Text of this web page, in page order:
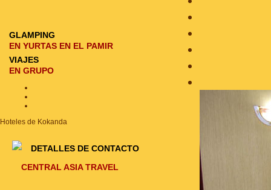
GLAMPING
EN YURTAS EN EL PAMIR
VIAJES
EN GRUPO
Hoteles de Kokanda
DETALLES DE CONTACTO
CENTRAL ASIA TRAVEL